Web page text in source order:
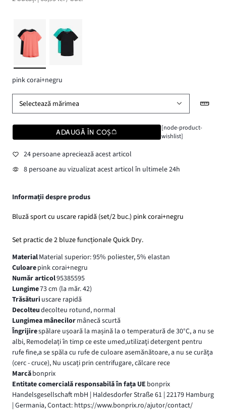
pink corai+negru
Selectează mărimea
ADAUGĂ ÎN COȘ
[node-product-
wishlist]
24 persoane apreciează acest articol
8 persoane au vizualizat acest articol în ultimele 24h
Informații despre produs
Bluză sport cu uscare rapidă (set/2 buc.) pink corai+negru
Set practic de 2 bluze funcționale Quick Dry.
MaterialMaterial superior: 95% poliester, 5% elastan
Culoarepink corai+negru
Număr articol95385595
Lungime73 cm (la măr. 42)
Trăsături uscare rapidă
Decolteudecolteu rotund, normal
Lungimea mânecilormânecă scurtă
Îngrijirespălare ușoară la mașină la o temperatură de 30°C, a nu se
albi, Remodelați în timp ce este umed,utilizaţi detergent pentru
rufe fine,a se spăla cu rufe de culoare asemănătoare, a nu se curăţa
(cerc - cruce), Nu uscați prin centrifugare, călcare rece
Marcăbonprix
Entitate comercială responsabilă în fața UE bonprix
Handelsgesellschaft mbH | Haldesdorfer Straße 61 | 22179 Hamburg
| Germania, Contact: https://www.bonprix.ro/ajutor/contact/